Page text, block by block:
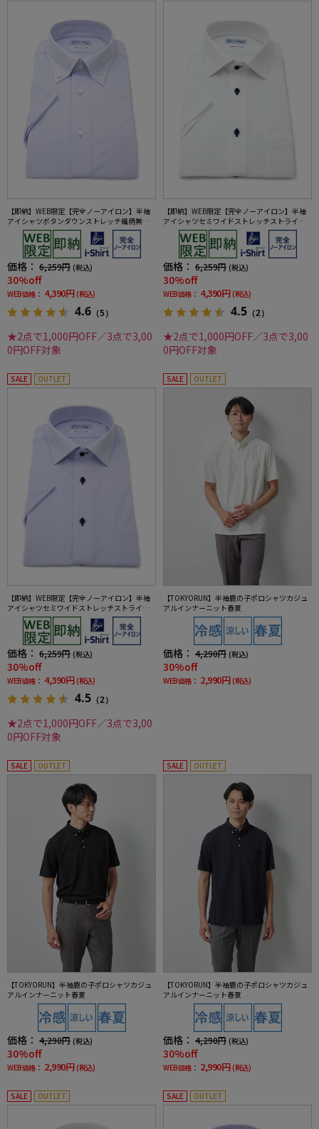
【即納】WEB限定【完全ノーアイロン】半袖
アイシャツボタンダウンストレッチ織柄無地i-
shirtワイシャツ春夏
価格： 6,259円 (税込)
30%off
WEB価格： 4,390円 (税込)
4.6 （5）
★2点で1,000円OFF／3点で3,00
0円OFF対象
【即納】WEB限定【完全ノーアイロン】半袖
アイシャツセミワイドストレッチストライプi-
shirtワイシャツ春夏
価格： 6,259円 (税込)
30%off
WEB価格： 4,390円 (税込)
4.5 （2）
★2点で1,000円OFF／3点で3,00
0円OFF対象
SALE OUTLET
【即納】WEB限定【完全ノーアイロン】半袖
アイシャツセミワイドストレッチストライプi-
shirtワイシャツ春夏
価格： 6,259円 (税込)
30%off
WEB価格： 4,390円 (税込)
4.5 （2）
★2点で1,000円OFF／3点で3,00
0円OFF対象
SALE OUTLET
【TOKYORUN】半袖鹿の子ポロシャツカジュ
アルインナーニット春夏
価格： 4,290円 (税込)
30%off
WEB価格： 2,990円 (税込)
SALE OUTLET
【TOKYORUN】半袖鹿の子ポロシャツカジュ
アルインナーニット春夏
価格： 4,290円 (税込)
30%off
WEB価格： 2,990円 (税込)
SALE OUTLET
【TOKYORUN】半袖鹿の子ポロシャツカジュ
アルインナーニット春夏
価格： 4,290円 (税込)
30%off
WEB価格： 2,990円 (税込)
SALE OUTLET SALE OUTLET